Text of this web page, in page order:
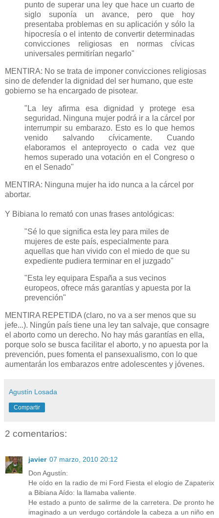
punto de superar una ley que hace un cuarto de
siglo suponía un avance, pero que hoy
presentaba problemas en su aplicación y sólo la
hipocresía o el intento de convertir determinadas
convicciones religiosas en normas cívicas
universales permitirían negarlo"
MENTIRA: No se trata de imponer convicciones religiosas
sino de defender la dignidad del ser humano, que este
gobierno se ha encargado de pisotear.
"La ley afirma esa dignidad y protege esa
seguridad. Ninguna mujer podrá ir a la cárcel por
interrumpir su embarazo. Esto es lo que hemos
venido salvando cívicamente. Cuando
elaboramos el anteproyecto o cada vez que
hemos superado una votación en el Congreso o
en el Senado"
MENTIRA: Ninguna mujer ha ido nunca a la cárcel por
abortar.
Y Bibiana lo remató con unas frases antológicas:
"Sé lo que significa esta ley para miles de
mujeres de este país, especialmente para
aquellas que han vivido con el miedo de que su
expediente pudiera terminar en el juzgado"
"Esta ley equipara España a sus vecinos
europeos, ofrece más garantías y apuesta por la
prevención"
MENTIRA REPETIDA (claro, no va a ser menos que su
jefe...). Ningún país tiene una ley tan salvaje, que consagre
el aborto como un derecho. No hay más garantías en ella,
porque solo se busca facilitar el aborto, y no apuesta por la
prevención, pues fomenta el pansexualismo, con lo que
aumentarán los embarazos entre adolescentes y jóvenes.
Agustín Losada
Compartir
2 comentarios:
javier 07 marzo, 2010 20:12
Don Agustín:
He oído en la radio de mi Ford Fiesta el elogio de Zapaterix
a Bibiana Aído: la llamaba valiente.
He estado a punto de salirme de la carretera. De pronto he
imaginado a un verdugo cortándole la cabeza a un niño en